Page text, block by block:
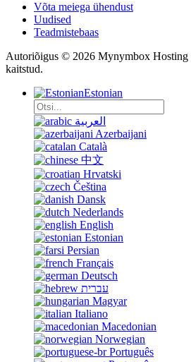
Võta meiega ühendust
Uudised
Teadmistebaas
Autoriõigus © 2026 Mynymbox
kaitstud.
Estonian
العربية
Azerbaijani
Català
中文
Hrvatski
Čeština
Dansk
Nederlands
English
Estonian
Persian
Français
Deutsch
עברית
Magyar
Italiano
Macedonian
Norwegian
Português